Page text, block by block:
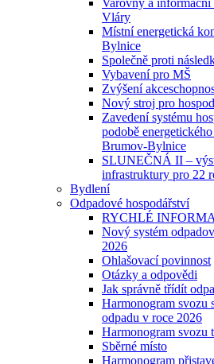
Varovný a informační
Vláry
Místní energetická
Bylnice
Společně proti
Vybavení pro MŠ
Zvýšení
Nový stroj pro
Zavedení systému
podobě
Brumov-Bylnice
SLUNEČNÁ II –
infrastruktury pro 22
Bydlení
Odpadové hospodářství
RYCHLÉ
Nový systém
2026
Ohlašovací povinnost
Otázky a odpovědi
Jak správně třídít
Harmonogram svozu
odpadu v roce 2026
Harmonogram svozu
Sběrné místo
Harmonogram